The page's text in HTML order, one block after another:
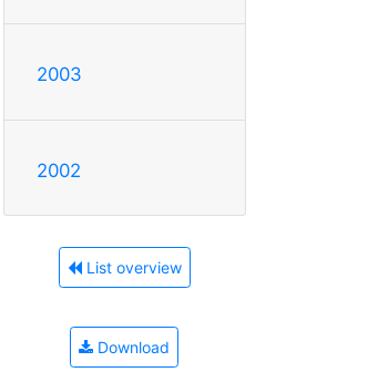
2003
2002
List overview
Download